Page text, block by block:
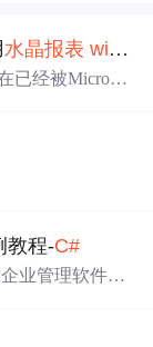
水晶报表 winform
已经被Microsof
介绍一下我
式（PULL）、
（具体方法，
教程-C#